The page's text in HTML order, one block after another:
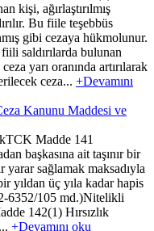
kişi, ağırlaştırılmış
Bu fiile teşebbüs
gibi cezaya hükmolunur.
saldırılarda bulunan
yarı oranında artırılarak
ceza... +Devamını
Kanunu Maddesi ve
Madde 141
başkasına ait taşınır bir
yarar sağlamak maksadıyla
yıldan üç yıla kadar hapis
6352/105 md.)Nitelikli
142(1) Hırsızlık
+Devamını oku